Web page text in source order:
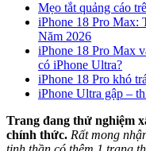
Mẹo tắt quảng cáo
iPhone 18 Pro Max:
Năm 2026
iPhone 18 Pro Max
có iPhone Ultra?
iPhone 18 Pro khó
iPhone Ultra gập –
Trang đang thử nghiệm
chính thức. Rất mong